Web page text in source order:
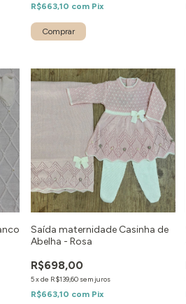
R$663,10 com Pix
Comprar
Saída maternidade Casinha de
Abelha - Rosa
R$698,00
5xde R$139,60 sem juros
R$663,10 com Pix